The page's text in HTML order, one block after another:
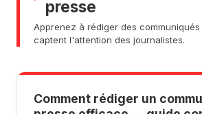
presse
Apprenez à rédiger des
captent l'attention des journalistes.
Comment rédiger un